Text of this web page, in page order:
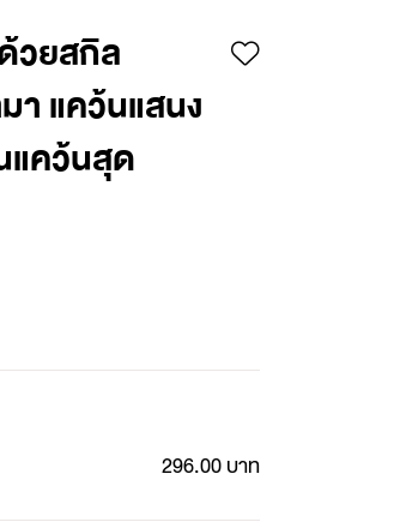
วยสกิล
า แคว้นแสนง
แคว้นสุด
296.00 บาท